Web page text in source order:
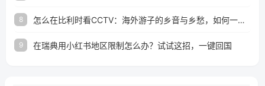
8 怎么在比利时看CCTV：海外游子的乡音与乡愁，如何一键连接？
9 在瑞典用小红书地区限制怎么办？试试这招，一键回国